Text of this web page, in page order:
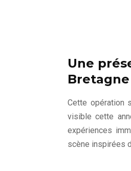
Une
Bretagne
Cette opération
visible cette
expériences
scène inspirées